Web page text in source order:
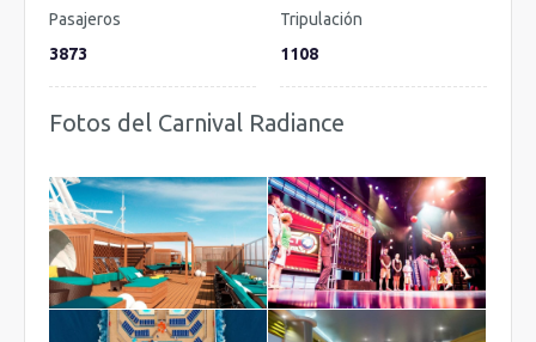
Pasajeros
3873
Tripulación
1108
Fotos del Carnival Radiance